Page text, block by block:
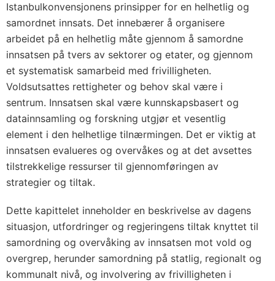
Istanbulkonvensjonens prinsipper for en helhetlig og
samordnet innsats. Det innebærer å organisere
arbeidet på en helhetlig måte gjennom å samordne
innsatsen på tvers av sektorer og etater, og gjennom
et systematisk samarbeid med frivilligheten.
Voldsutsattes rettigheter og behov skal være i
sentrum. Innsatsen skal være kunnskapsbasert og
datainnsamling og forskning utgjør et vesentlig
element i den helhetlige tilnærmingen. Det er viktig at
innsatsen evalueres og overvåkes og at det avsettes
tilstrekkelige ressurser til gjennomføringen av
strategier og tiltak.
Dette kapittelet inneholder en beskrivelse av dagens
situasjon, utfordringer og regjeringens tiltak knyttet til
samordning og overvåking av innsatsen mot vold og
overgrep, herunder samordning på statlig, regionalt og
kommunalt nivå, og involvering av frivilligheten i